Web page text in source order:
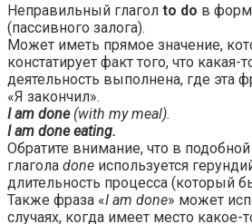
Неправильный глагол to do в
(пассивного залога).
Может иметь прямое значение,
констатирует факт того, что какая-
деятельность выполнена, где эта
«Я закончил».
I am done(with my meal).
I am done eating.
Обратите внимание, что в
глагола done используется
длительность процесса (который
Также фраза «I am done» может
случаях, когда имеет место